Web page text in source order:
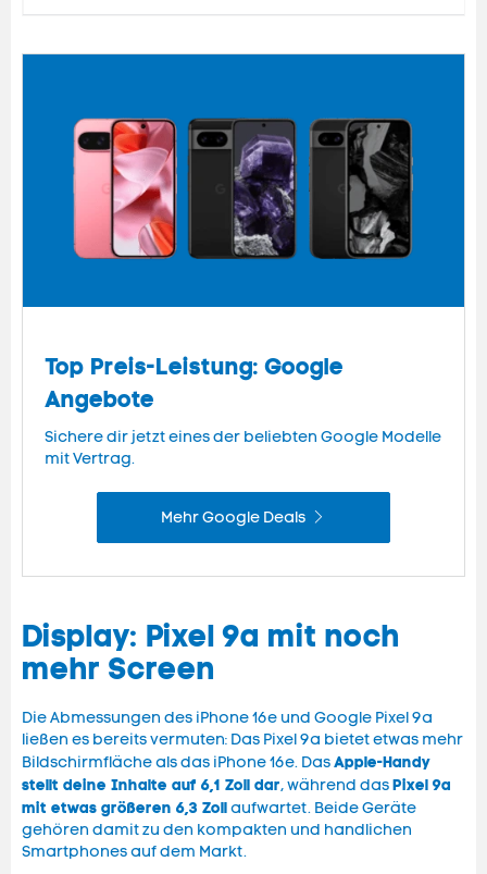
Top Preis-Leistung: Google
Angebote
Sichere dir jetzt eines der beliebten Google Modelle
mit Vertrag.
Mehr Google Deals
Display: Pixel 9a mit noch
mehr Screen
Die Abmessungen des iPhone 16e und Google Pixel 9a
ließen es bereits vermuten: Das Pixel 9a bietet etwas mehr
Bildschirmfläche als das iPhone 16e. DasApple-Handy
stellt deine Inhalte auf 6,1 Zoll dar, während dasPixel 9a
mit etwas größeren 6,3 Zollaufwartet. Beide Geräte
gehören damit zu den kompakten und handlichen
Smartphones auf dem Markt.